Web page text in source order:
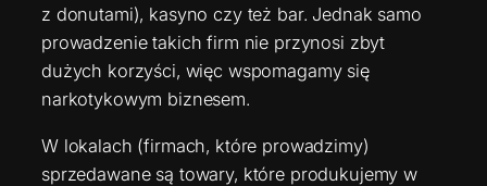
z donutami), kasyno czy też bar. Jednak samo
prowadzenie takich firm nie przynosi zbyt
dużych korzyści, więc wspomagamy się
narkotykowym biznesem.
W lokalach (firmach, które prowadzimy)
sprzedawane są towary, które produkujemy w